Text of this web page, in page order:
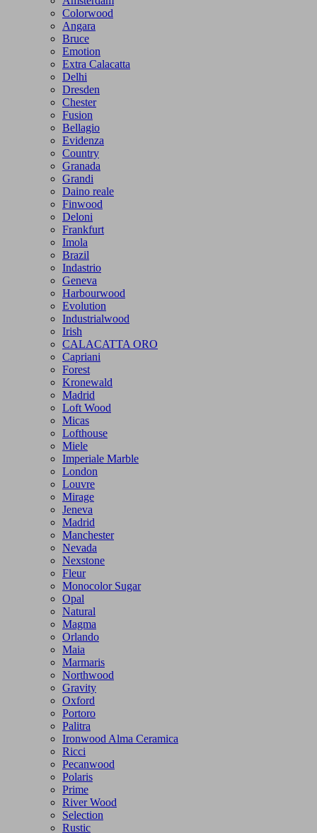
Colorwood
Angara
Bruce
Emotion
Extra Calacatta
Delhi
Dresden
Chester
Fusion
Bellagio
Evidenza
Country
Granada
Grandi
Daino reale
Finwood
Deloni
Frankfurt
Imola
Brazil
Indastrio
Geneva
Harbourwood
Evolution
Industrialwood
Irish
CALACATTA ORO
Capriani
Forest
Kronewald
Madrid
Loft Wood
Micas
Lofthouse
Miele
Imperiale Marble
London
Louvre
Mirage
Jeneva
Madrid
Manchester
Nevada
Nexstone
Fleur
Monocolor Sugar
Opal
Natural
Magma
Orlando
Maia
Marmaris
Northwood
Gravity
Oxford
Portoro
Palitra
Ironwood Alma Ceramica
Ricci
Pecanwood
Polaris
Prime
River Wood
Selection
Rustic